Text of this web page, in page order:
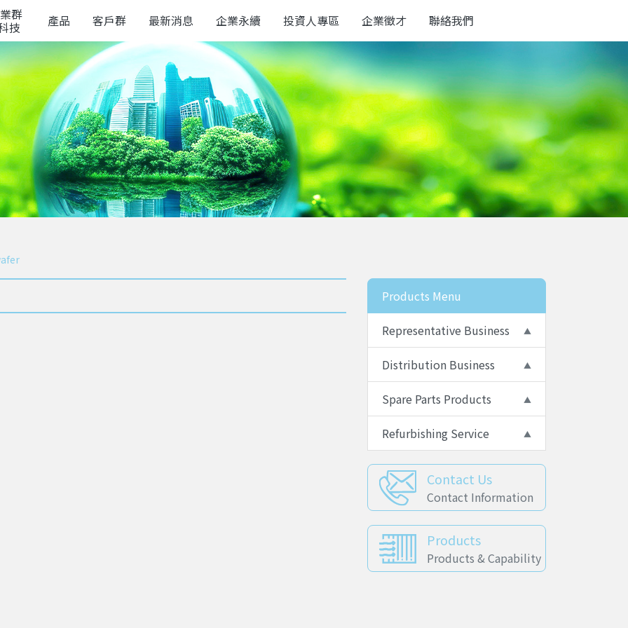
群
技 產品 客戶群 最新消息 企業永續 投資人專區 企業徵才 聯絡我們
Products Menu
Representative Business
Distribution Business
Spare Parts Products
Refurbishing Service
Contact Us
Contact Information
Products
Products & Capability